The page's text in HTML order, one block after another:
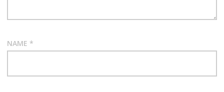
NAME *